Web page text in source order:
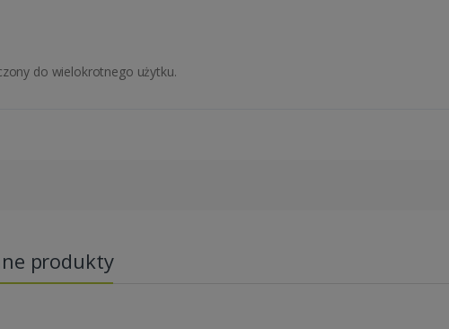
do wielokrotnego użytku.
produkty